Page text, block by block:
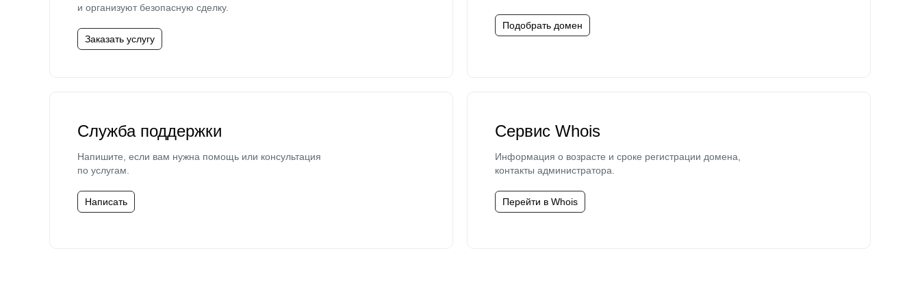
и организуют безопасную сделку.
Заказать услугу
Подобрать домен
Служба поддержки
Напишите, если вам нужна помощь или консультация
по услугам.
Написать
Сервис Whois
Информация о возрасте и сроке регистрации домена,
контакты администратора.
Перейти в Whois